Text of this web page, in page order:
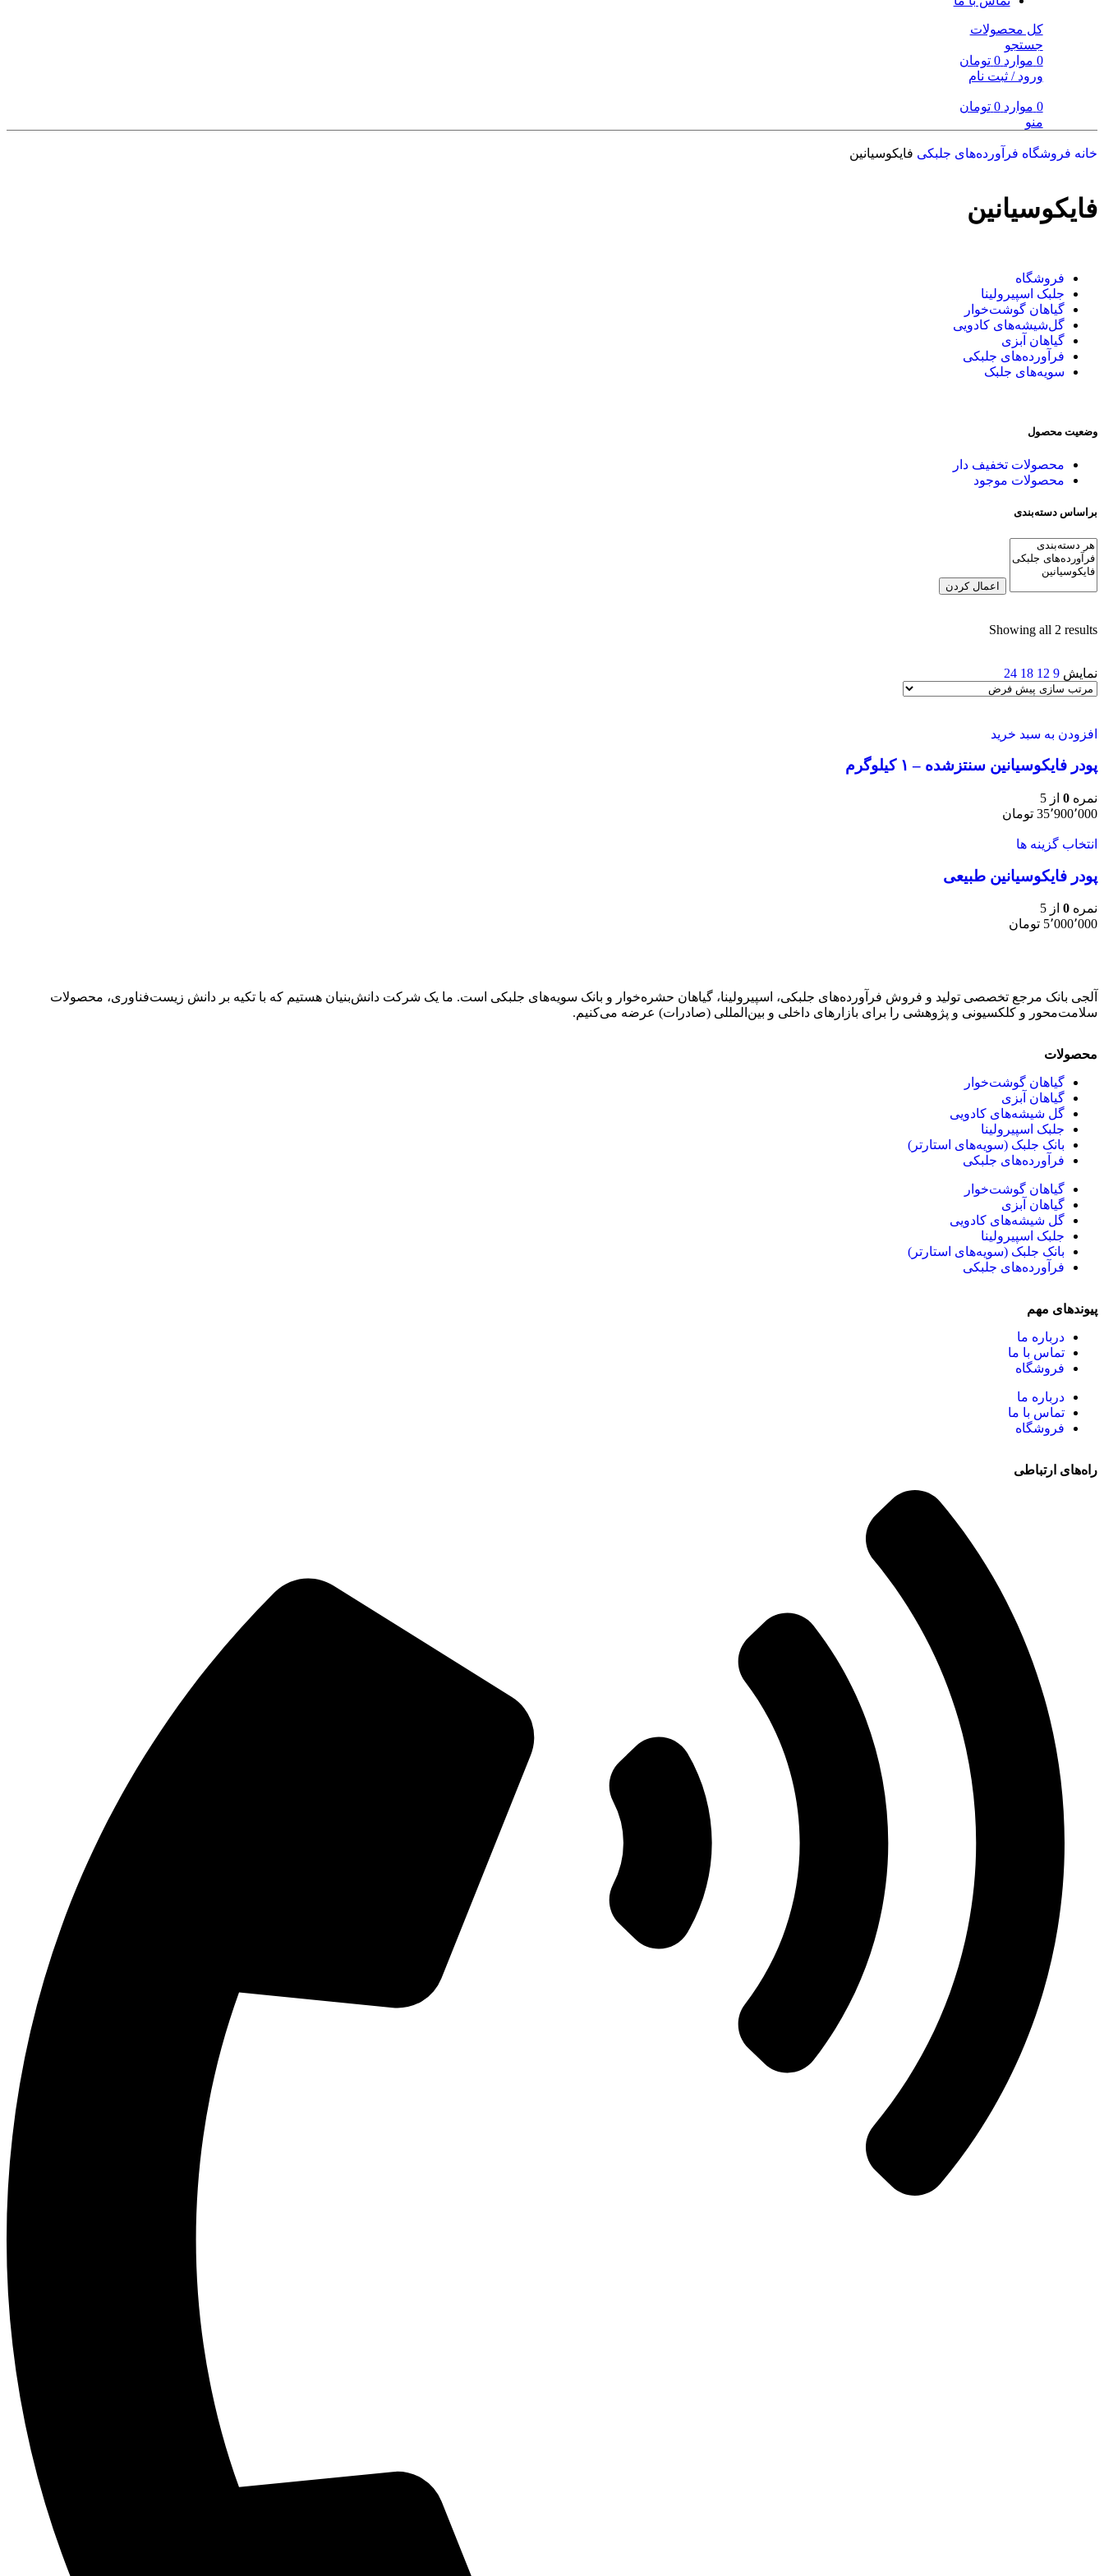
کل محصولات
جستجو
0 موارد 0 تومان
ورود / ثبت نام
0 موارد 0 تومان
منو
خانه فروشگاه فرآورده‌های جلبکی فایکوسیانین
فایکوسیانین
فروشگاه
جلبک اسپیرولینا
گیاهان گوشت‌خوار
گل‌شیشه‌های کادویی
گیاهان آبزی
فرآورده‌های جلبکی
سویه‌های جلبک
وضعیت محصول
محصولات تخفیف دار
محصولات موجود
براساس دسته‌بندی
اعمال کردن
Showing all 2 results
نمایش 9
12
18
24
افزودن به سبد خرید
پودر فایکوسیانین سنتزشده – ۱ کیلوگرم
نمره 0 از 5
35٬900٬000 تومان
انتخاب گزینه ها
پودر فایکوسیانین طبیعی
نمره 0 از 5
5٬000٬000 تومان
آلجی بانک مرجع تخصصی تولید و فروش فرآورده‌های جلبکی، اسپیرولینا، گیاهان حشره‌خوار و بانک سویه‌های جلبکی است. ما یک شرکت دانش‌بنیان هستیم که با تکیه بر دانش زیست‌فناوری، محصولات
سلامت‌محور و کلکسیونی و پژوهشی را برای بازارهای داخلی و بین‌المللی (صادرات) عرضه می‌کنیم.
محصولات
گیاهان گوشت‌خوار
گیاهان آبزی
گل شیشه‌های کادویی
جلبک اسپیرولینا
بانک جلبک (سویه‌های استارتر)
فرآورده‌های جلبکی
گیاهان گوشت‌خوار
گیاهان آبزی
گل شیشه‌های کادویی
جلبک اسپیرولینا
بانک جلبک (سویه‌های استارتر)
فرآورده‌های جلبکی
پیوندهای مهم
درباره ما
تماس با ما
فروشگاه
درباره ما
تماس با ما
فروشگاه
راه‌های ارتباطی